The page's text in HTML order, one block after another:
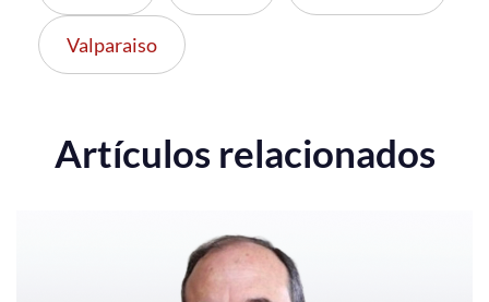
Valparaiso
Artículos relacionados